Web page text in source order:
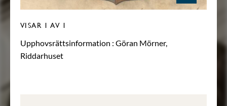
VISAR 1 AV 1
Upphovsrättsinformation : Göran Mörner,
Riddarhuset